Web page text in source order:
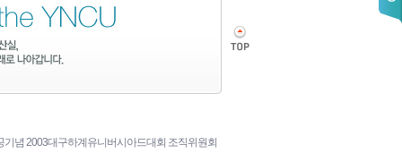
념 2003대구하계유니버시아드대회 조직위원회